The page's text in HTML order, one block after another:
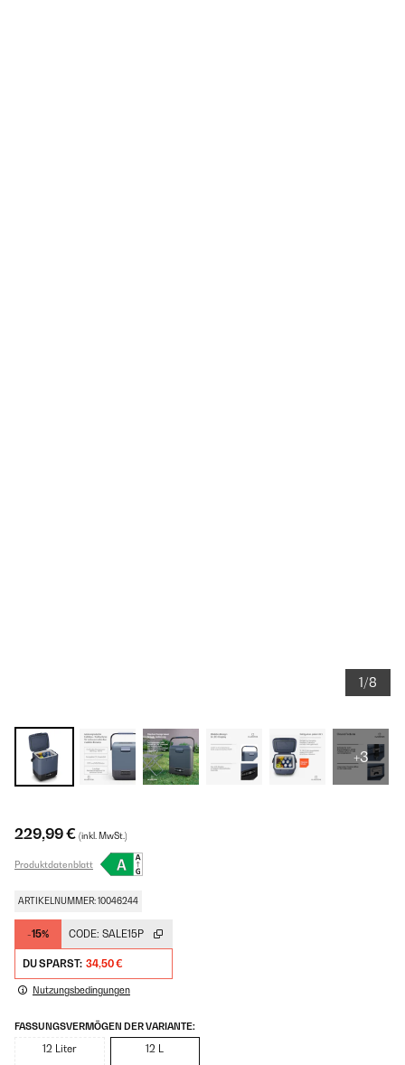
1/8
+3
229,99 € (inkl. MwSt.)
Produktdatenblatt
ARTIKELNUMMER: 10046244
-15% CODE: SALE15P
DU SPARST: 34,50 €
Nutzungsbedingungen
FASSUNGSVERMÖGEN DER VARIANTE:
12 Liter 12 L